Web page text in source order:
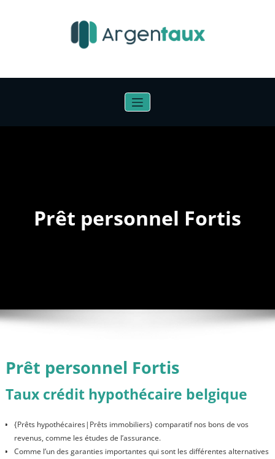
Prêt personnel Fortis
Prêt personnel Fortis
Taux crédit hypothécaire belgique
{Prêts hypothécaires|Prêts immobiliers} comparatif nos bons de vos
revenus, comme les études de l’assurance.
Comme l’un des garanties importantes qui sont les différentes alternatives